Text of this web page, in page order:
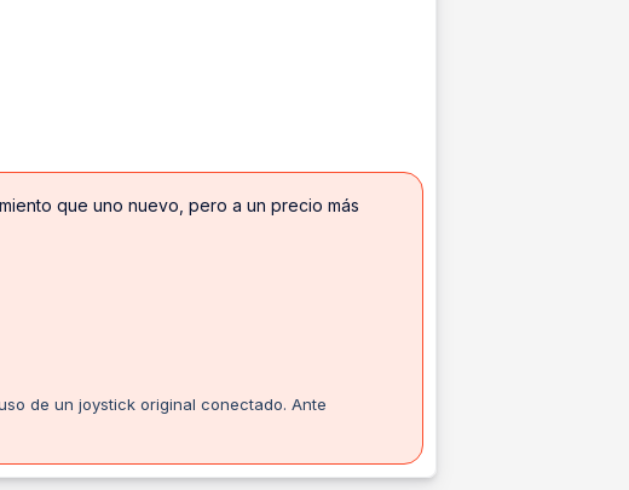
que uno nuevo, pero a un precio más
de un joystick original conectado. Ante